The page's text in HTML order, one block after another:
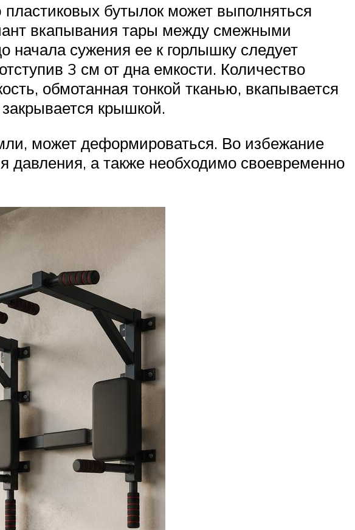
бутылок может выполняться
вкапывания тары между смежными
начала сужения ее к горлышку следует
3 см от дна емкости. Количество
обмотанная тонкой тканью, вкапывается
крышкой.
может деформироваться. Во избежание
давления, а также необходимо своевременно